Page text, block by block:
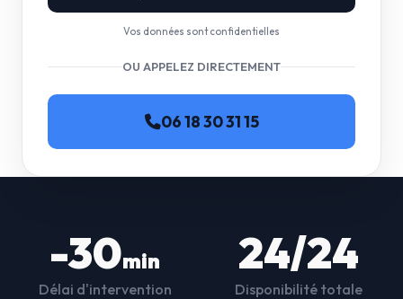
Vos données sont confidentielles
OU APPELEZ DIRECTEMENT
06 18 30 31 15
-30min
Délai d'intervention
24/24
Disponibilité totale